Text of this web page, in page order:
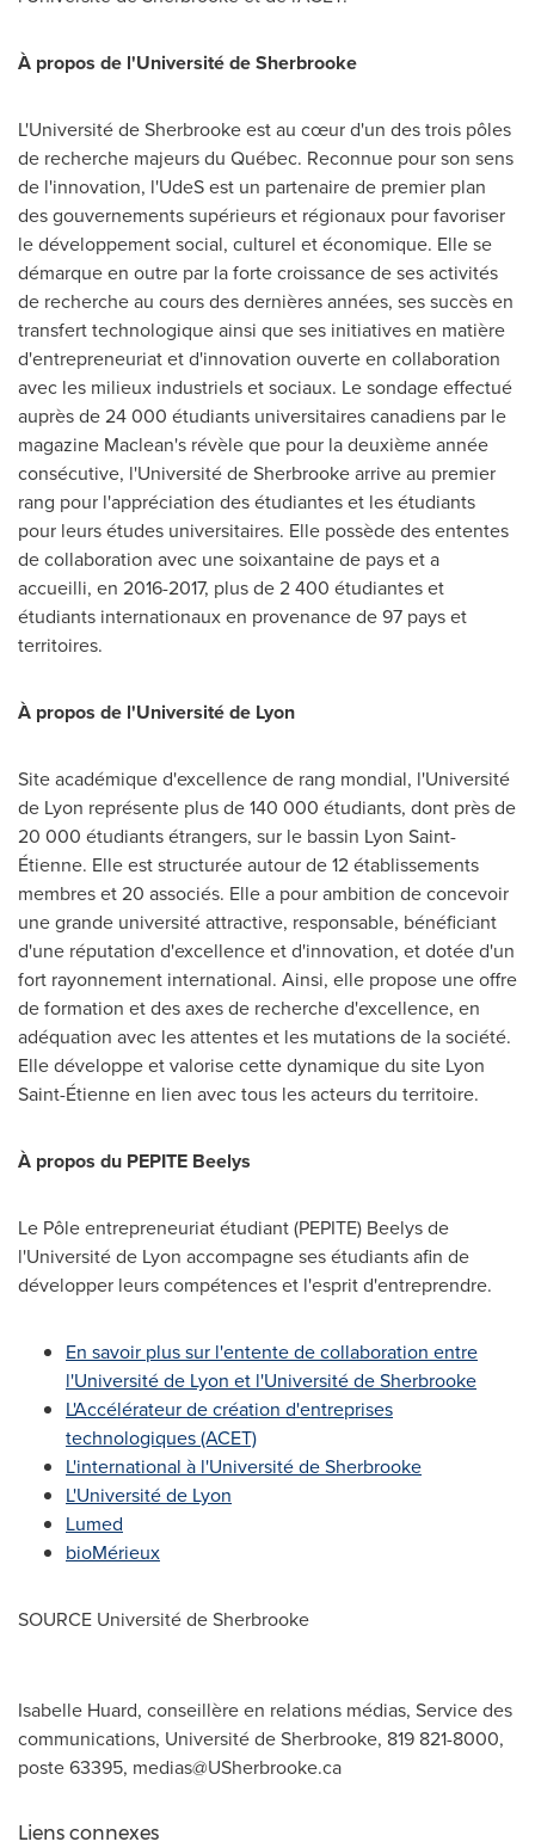
À propos de l'Université deSherbrooke
L'Université deSherbrookeest au cœur d'un des trois pôles
de recherche majeurs du Québec. Reconnue pour son sens
de l'innovation, l'UdeS est un partenaire de premier plan
des gouvernements supérieurs et régionaux pour favoriser
le développement social, culturel et économique. Elle se
démarque en outre par la forte croissance de ses activités
de recherche au cours des dernières années, ses succès en
transfert technologique ainsi que ses initiatives en matière
d'entrepreneuriat et d'innovation ouverte en collaboration
avec les milieux industriels et sociaux. Le sondage effectué
auprès de 24 000 étudiants universitaires canadiens par le
magazine Maclean's révèle que pour la deuxième année
consécutive, l'Université deSherbrookearrive au premier
rang pour l'appréciation des étudiantes et les étudiants
pour leurs études universitaires. Elle possède des ententes
de collaboration avec une soixantaine de pays et a
accueilli, en 2016-2017, plus de 2 400 étudiantes et
étudiants internationaux en provenance de 97 pays et
territoires.
À propos de l'Université de Lyon
Site académique d'excellence de rang mondial, l'Université
de Lyon représente plus de 140 000 étudiants, dont près de
20 000 étudiants étrangers, sur le bassin Lyon Saint-
Étienne. Elle est structurée autour de 12 établissements
membres et 20 associés. Elle a pour ambition de concevoir
une grande université attractive, responsable, bénéficiant
d'une réputation d'excellence et d'innovation, et dotée d'un
fort rayonnement international. Ainsi, elle propose une offre
de formation et des axes de recherche d'excellence, en
adéquation avec les attentes et les mutations de la société.
Elle développe et valorise cette dynamique du site Lyon
Saint-Étienne en lien avec tous les acteurs du territoire.
À propos du PEPITE Beelys
Le Pôle entrepreneuriat étudiant (PEPITE) Beelys de
l'Université de Lyon accompagne ses étudiants afin de
développer leurs compétences et l'esprit d'entreprendre.
En savoir plus sur l'entente de collaboration entre
l'Université de Lyon et l'Université deSherbrooke
L'Accélérateur de création d'entreprises
technologiques (ACET)
L'international à l'Université deSherbrooke
L'Université de Lyon
Lumed
bioMérieux
SOURCE Université deSherbrooke
Isabelle Huard, conseillère en relations médias, Service des
communications, Université de Sherbrooke, 819 821-8000,
poste 63395, medias@USherbrooke.ca
Liens connexes